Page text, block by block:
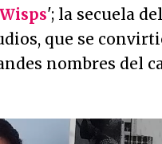
'; la secuela
que se
nombres del